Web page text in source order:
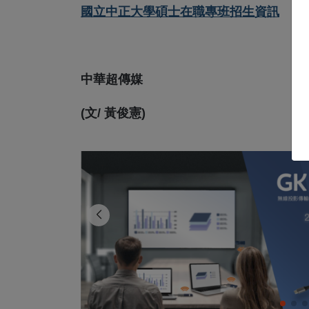
國立中正大學碩士在職專班招生資訊
中華超傳媒
(文/ 黃俊憲)